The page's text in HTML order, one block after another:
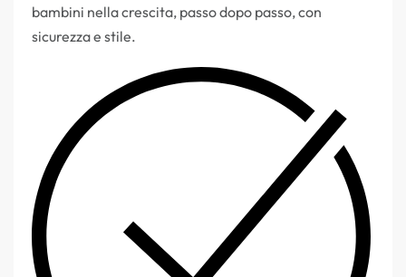
bambini nella crescita, passo dopo passo, con
sicurezza e stile.